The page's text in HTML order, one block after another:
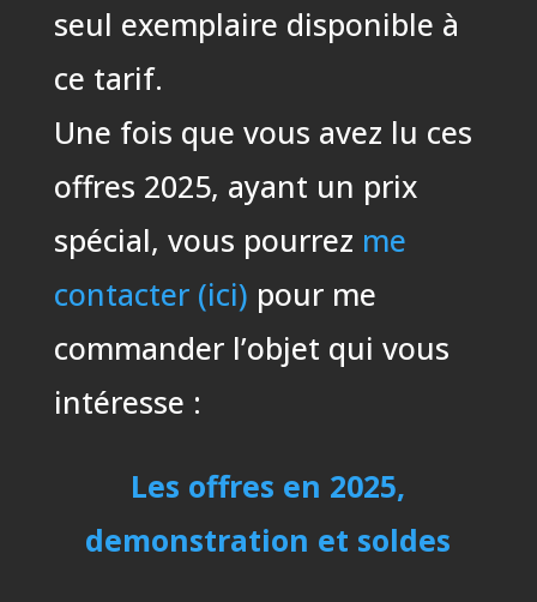
seul exemplaire disponible à
ce tarif.
Une fois que vous avez lu ces
offres 2025, ayant un prix
spécial, vous pourrez me
contacter (ici) pour me
commander l’objet qui vous
intéresse :
Les offres en 2025,
demonstration et soldes